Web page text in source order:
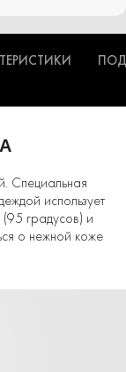
Специальная
использует
градусов) и
о нежной коже